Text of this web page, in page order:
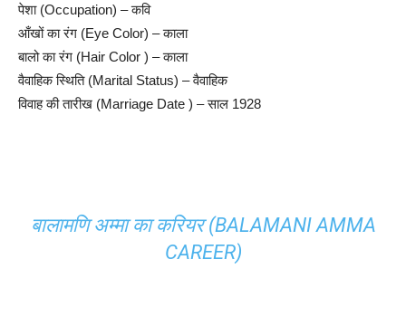
पेशा (Occupation) – कवि
आँखों का रंग (Eye Color) – काला
बालो का रंग (Hair Color ) – काला
वैवाहिक स्थिति (Marital Status) – वैवाहिक
विवाह की तारीख (Marriage Date ) – साल 1928
बालामणि अम्मा का करियर (BALAMANI AMMA
CAREER)